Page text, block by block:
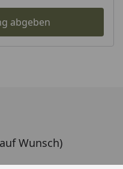
abgeben
Wunsch)